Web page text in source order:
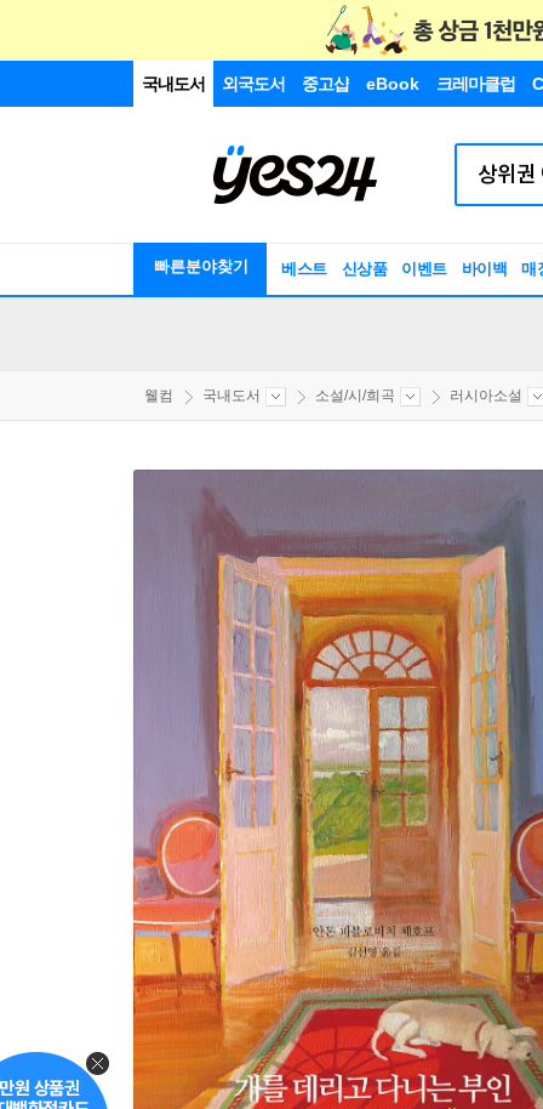
국내도서 외국도서 중고샵 eBook 크레마클럽
빠른분야찾기 베스트 신상품 이벤트 바이백 매
웰컴 국내도서 소설/시/희곡 러시아소설